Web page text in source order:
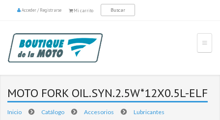
Mi carrito
Acceder/Registrarse
MOTO FORK OIL.SYN.2.5W*12X0.5L-ELF
Inicio Catálogo Accesorios
Lubricantes